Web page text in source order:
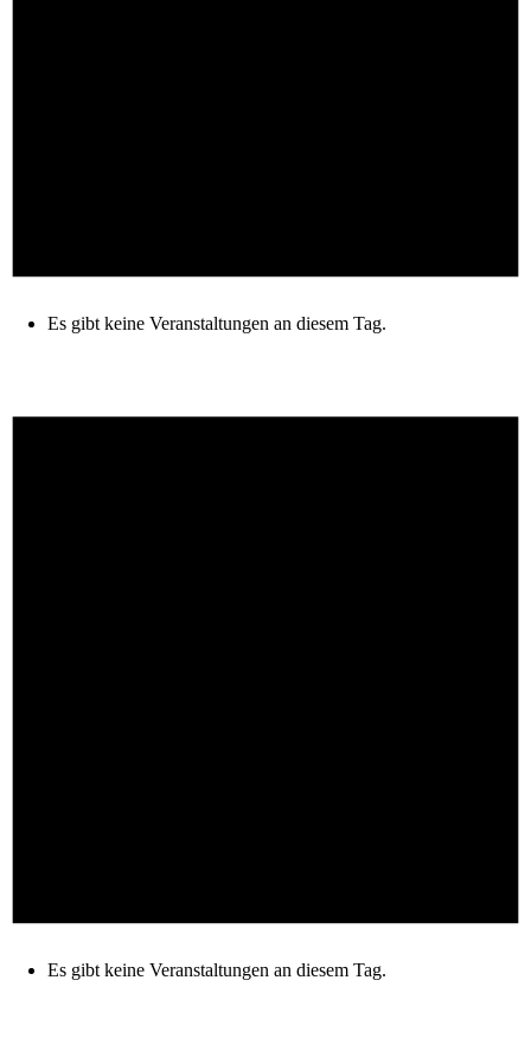
Es gibt keine Veranstaltungen an diesem Tag.
Es gibt keine Veranstaltungen an diesem Tag.